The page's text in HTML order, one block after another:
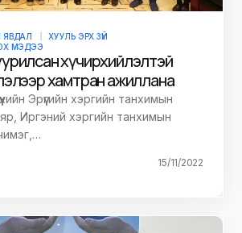
ЯВДАЛ
ХУУЛЬ ЭРХ ЗҮЙ
МЭДЭЭ
хүчирхийлэлтэй
хамтран ажиллана
Эрүүгийн хэргийн танхимын
Иргэний хэргийн танхимын
15/11/2022